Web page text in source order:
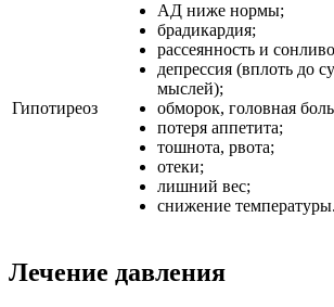
Гипотиреоз
АД ниже нормы;
брадикардия;
рассеянность и
депрессия (вплоть до
мыслей);
обморок, головная
потеря аппетита;
тошнота, рвота;
отеки;
лишний вес;
снижение температуры.
Лечение давления